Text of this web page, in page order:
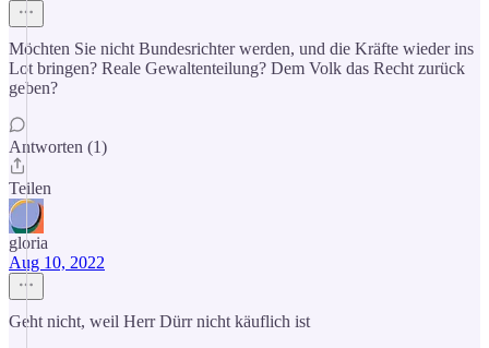
Möchten Sie nicht Bundesrichter werden, und die Kräfte wieder ins
Lot bringen? Reale Gewaltenteilung? Dem Volk das Recht zurück
geben?
Antworten (1)
Teilen
gloria
Aug 10, 2022
Geht nicht, weil Herr Dürr nicht käuflich ist